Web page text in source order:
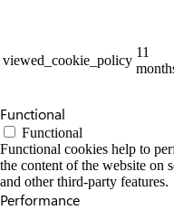
viewed_cookie_policy
11
Functional
Functional
Functional cookies help to
the content of the website on
and other third-party features.
Performance